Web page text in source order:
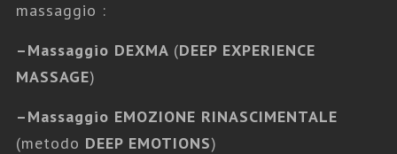
massaggio :
–Massaggio DEXMA (DEEP EXPERIENCE
MASSAGE)
–Massaggio EMOZIONE RINASCIMENTALE
(metodo DEEP EMOTIONS)